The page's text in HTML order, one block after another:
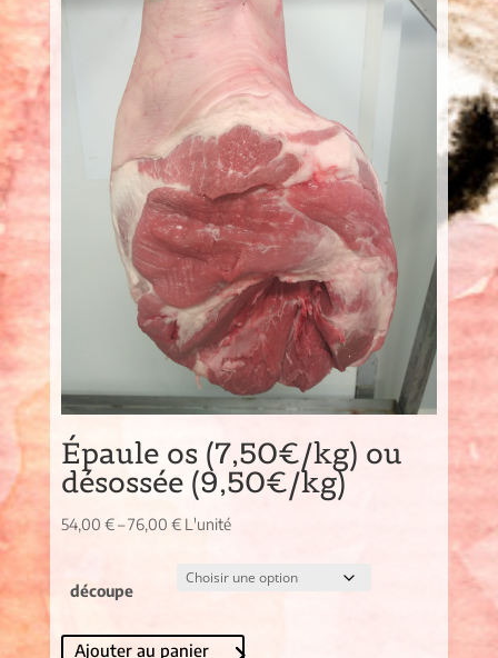
Épaule os (7,50€/kg) ou
désossée (9,50€/kg)
54,00 €–76,00 € L'unité
découpe
Ajouter au panier